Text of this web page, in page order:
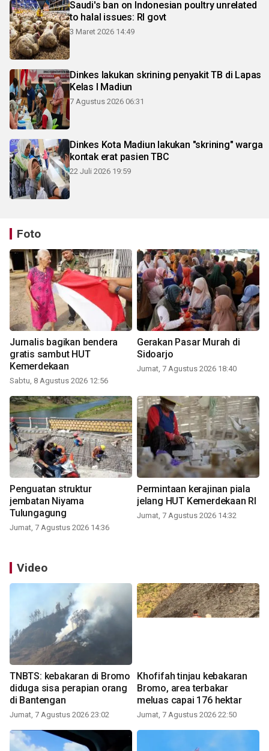
Saudi's ban on Indonesian poultry unrelated
to halal issues: RI govt
3 Maret 2026 14:49
Dinkes lakukan skrining penyakit TB di Lapas
Kelas I Madiun
7 Agustus 2026 06:31
Dinkes Kota Madiun lakukan "skrining" warga
kontak erat pasien TBC
22 Juli 2026 19:59
Foto
Jurnalis bagikan bendera
gratis sambut HUT
Kemerdekaan
Sabtu, 8 Agustus 2026 12:56
Gerakan Pasar Murah di
Sidoarjo
Jumat, 7 Agustus 2026 18:40
Penguatan struktur
jembatan Niyama
Tulungagung
Jumat, 7 Agustus 2026 14:36
Permintaan kerajinan piala
jelang HUT Kemerdekaan RI
Jumat, 7 Agustus 2026 14:32
Video
TNBTS: kebakaran di Bromo
diduga sisa perapian orang
di Bantengan
Jumat, 7 Agustus 2026 23:02
Khofifah tinjau kebakaran
Bromo, area terbakar
meluas capai 176 hektar
Jumat, 7 Agustus 2026 22:50